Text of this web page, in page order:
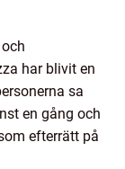
har blivit en
sa
en gång och
efterrätt på